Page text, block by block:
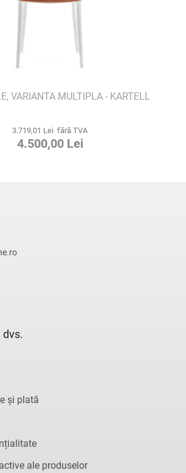
VARIANTA MULTIPLA - KARTELL
3.719,01 Lei fără TVA
4.500,00 Lei
și plată
ale produselor